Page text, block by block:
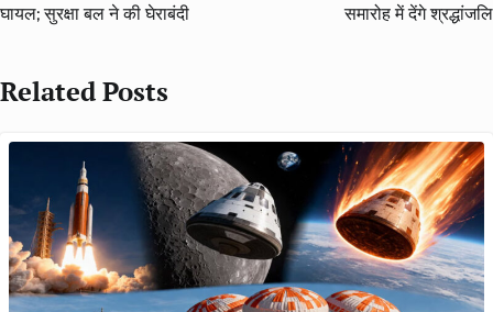
घायल; सुरक्षा बल ने की घेराबंदी
समारोह में देंगे श्रद्धांजलि
Related Posts